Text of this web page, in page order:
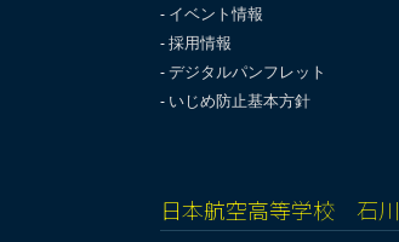
イベント情報
採用情報
デジタルパンフレット
いじめ防止基本方針
日本航空高等学校 石川